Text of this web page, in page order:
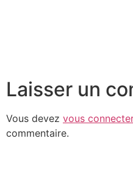
Laisser un
Vous devez vous
commentaire.